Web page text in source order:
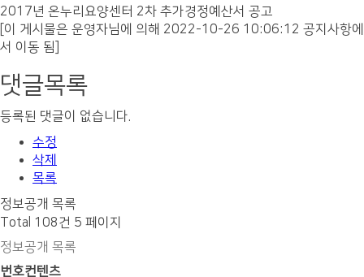
2017년 온누리요양센터 2차 추가경정예산서 공고
[이 게시물은 운영자님에 의해 2022-10-26 10:06:12 공지사항에
서 이동 됨]
댓글목록
등록된 댓글이 없습니다.
수정
삭제
목록
정보공개 목록
Total 108건 5 페이지
정보공개 목록
번호컨텐츠